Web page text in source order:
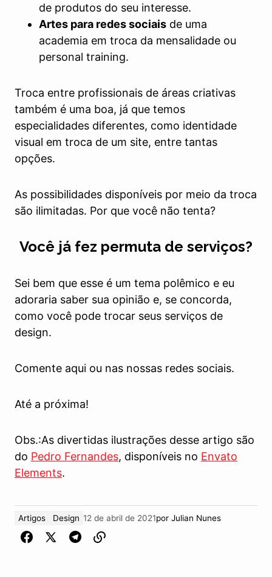
de produtos do seu interesse.
Artes para redes sociais de uma
academia em troca da mensalidade ou
personal training.
Troca entre profissionais de áreas criativas
também é uma boa, já que temos
especialidades diferentes, como identidade
visual em troca de um site, entre tantas
opções.
As possibilidades disponíveis por meio da troca
são ilimitadas. Por que você não tenta?
Você já fez permuta de serviços?
Sei bem que esse é um tema polêmico e eu
adoraria saber sua opinião e, se concorda,
como você pode trocar seus serviços de
design.
Comente aqui ou nas nossas redes sociais.
Até a próxima!
Obs.:As divertidas ilustrações desse artigo são
do Pedro Fernandes, disponíveis no Envato
Elements.
Artigos Design 12 de abril de 2021por Julian Nunes